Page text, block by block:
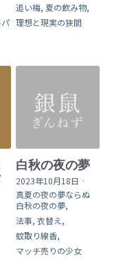
追い梅, 夏の飲み物,
理想と現実の狭間
白秋の夜の夢
2023年10月18日 ·
真夏の夜の夢ならぬ
白秋の夜の夢,
法事, 衣替え,
蚊取り線香,
マッチ売りの少女